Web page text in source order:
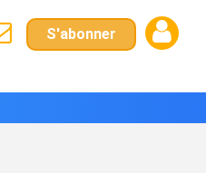
S'abonner